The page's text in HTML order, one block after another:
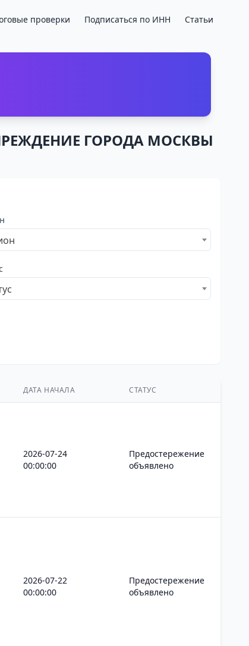
проверки Подписаться по ИНН Статьи
ГОРОДА МОСКВЫ
ДАТА НАЧАЛА СТАТУС
2026-07-24
00:00:00
Предостережение
объявлено
2026-07-22
00:00:00
Предостережение
объявлено